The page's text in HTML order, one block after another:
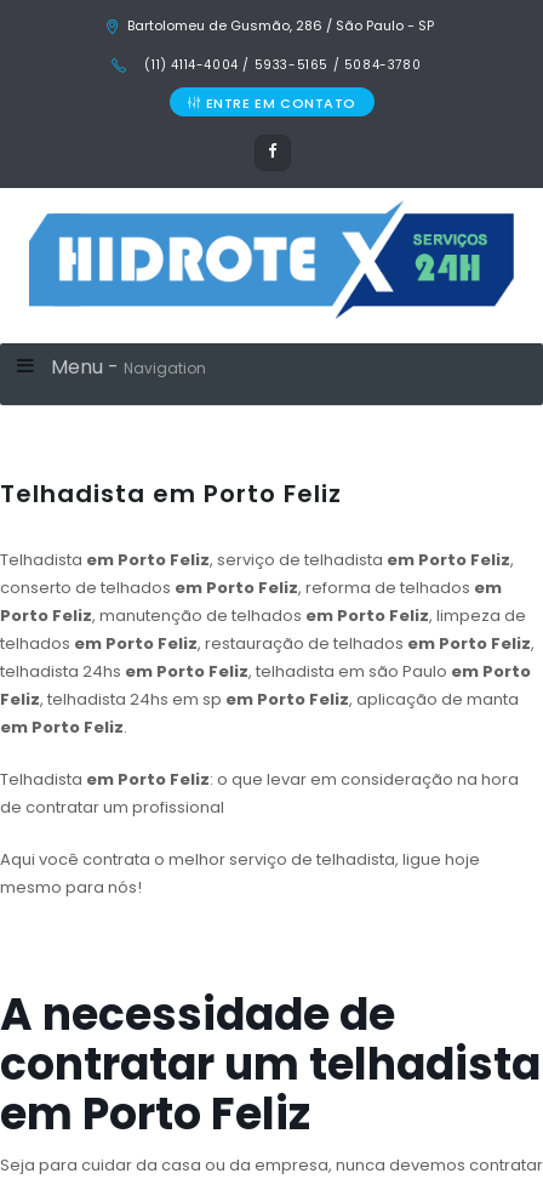
Bartolomeu de Gusmão, 286 / São Paulo - SP
(11) 4114-4004 / 5933-5165 / 5084-3780
ENTRE EM CONTATO
Menu - Navigation
Telhadista em Porto Feliz
Telhadista em Porto Feliz, serviço de telhadista em Porto Feliz,
conserto de telhados em Porto Feliz, reforma de telhados em
Porto Feliz, manutenção de telhados em Porto Feliz, limpeza de
telhados em Porto Feliz, restauração de telhados em Porto Feliz,
telhadista 24hs em Porto Feliz, telhadista em são Paulo em Porto
Feliz, telhadista 24hs em sp em Porto Feliz, aplicação de manta
em Porto Feliz.
Telhadista em Porto Feliz: o que levar em consideração na hora
de contratar um profissional
Aqui você contrata o melhor serviço de telhadista, ligue hoje
mesmo para nós!
A necessidade de
contratar um telhadista
em Porto Feliz
Seja para cuidar da casa ou da empresa, nunca devemos contratar